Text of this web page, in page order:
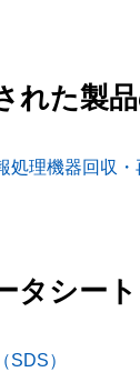
れた製
処理機器回収
タシート
SDS）